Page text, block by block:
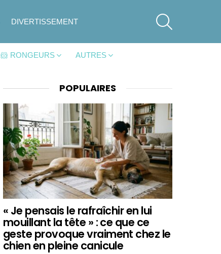
DIVERTISSEMENT
🐹 RONGEURS AUTRES
POPULAIRES
« Je pensais le rafraîchir en lui
mouillant la tête » : ce que ce
geste provoque vraiment chez le
chien en pleine canicule